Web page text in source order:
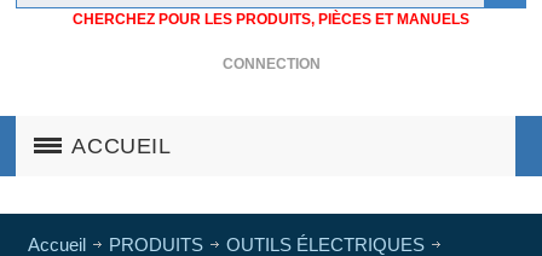
CHERCHEZ POUR LES PRODUITS, PIÈCES ET MANUELS
CONNECTION
ACCUEIL
Accueil PRODUITS
OUTILS ÉLECTRIQUES